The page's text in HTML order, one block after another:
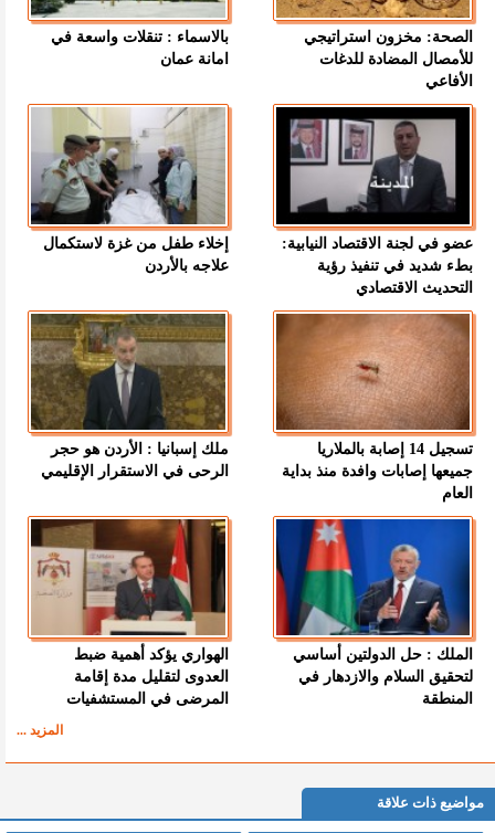
الصحة: مخزون استراتيجي
للأمصال المضادة للدغات
الأفاعي
بالاسماء : تنقلات واسعة في
امانة عمان
عضو في لجنة الاقتصاد النيابية:
بطء شديد في تنفيذ رؤية
التحديث الاقتصادي
إخلاء طفل من غزة لاستكمال
علاجه بالأردن
تسجيل 14 إصابة بالملاريا
جميعها إصابات وافدة منذ بداية
العام
ملك إسبانيا : الأردن هو حجر
الرحى في الاستقرار الإقليمي
الملك : حل الدولتين أساسي
لتحقيق السلام والازدهار في
المنطقة
الهواري يؤكد أهمية ضبط
العدوى لتقليل مدة إقامة
المرضى في المستشفيات
المزيد ...
مواضيع ذات علاقة